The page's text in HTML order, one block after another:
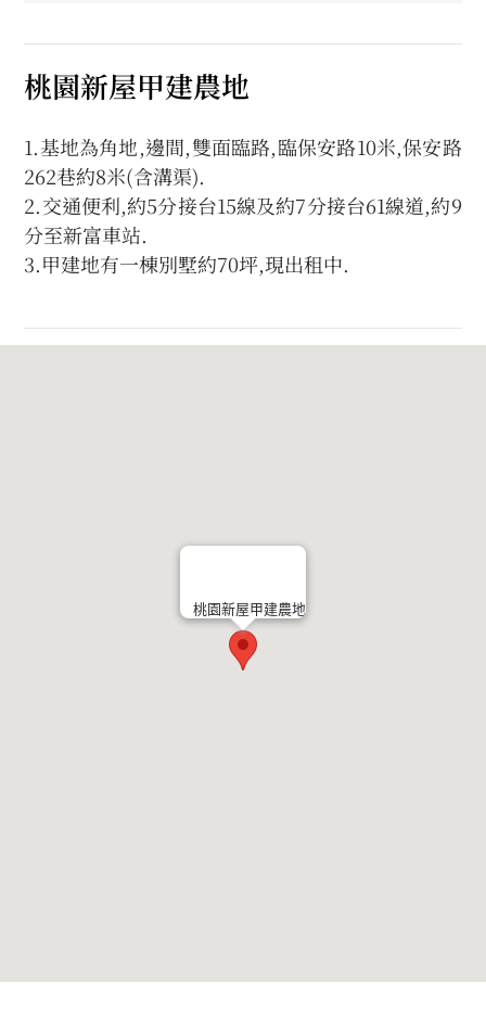
桃園新屋甲建農地
1.基地為角地,邊間,雙面臨路,臨保安路10米,保安路
262巷約8米(含溝渠).
2.交通便利,約5分接台15線及約7分接台61線道,約9
分至新富車站.
3.甲建地有一棟別墅約70坪,現出租中.
桃園新屋甲建農地